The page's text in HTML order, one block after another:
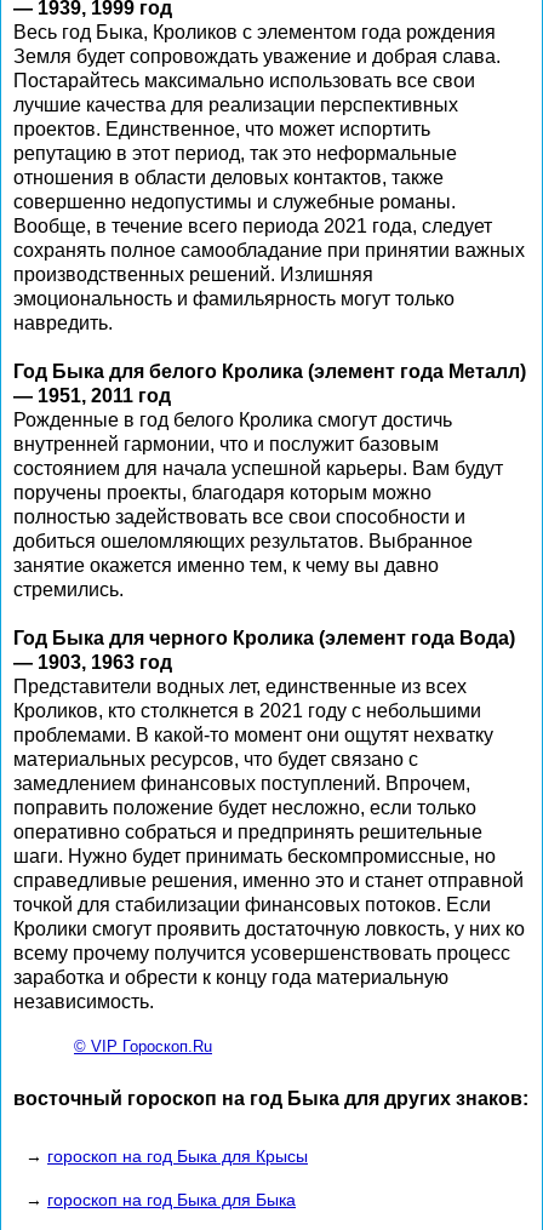
— 1939, 1999 год
Весь год Быка, Кроликов с элементом года рождения
Земля будет сопровождать уважение и добрая слава.
Постарайтесь максимально использовать все свои
лучшие качества для реализации перспективных
проектов. Единственное, что может испортить
репутацию в этот период, так это неформальные
отношения в области деловых контактов, также
совершенно недопустимы и служебные романы.
Вообще, в течение всего периода 2021 года, следует
сохранять полное самообладание при принятии важных
производственных решений. Излишняя
эмоциональность и фамильярность могут только
навредить.
Год Быка для белого Кролика (элемент года Металл)
— 1951, 2011 год
Рожденные в год белого Кролика смогут достичь
внутренней гармонии, что и послужит базовым
состоянием для начала успешной карьеры. Вам будут
поручены проекты, благодаря которым можно
полностью задействовать все свои способности и
добиться ошеломляющих результатов. Выбранное
занятие окажется именно тем, к чему вы давно
стремились.
Год Быка для черного Кролика (элемент года Вода)
— 1903, 1963 год
Представители водных лет, единственные из всех
Кроликов, кто столкнется в 2021 году с небольшими
проблемами. В какой-то момент они ощутят нехватку
материальных ресурсов, что будет связано с
замедлением финансовых поступлений. Впрочем,
поправить положение будет несложно, если только
оперативно собраться и предпринять решительные
шаги. Нужно будет принимать бескомпромиссные, но
справедливые решения, именно это и станет отправной
точкой для стабилизации финансовых потоков. Если
Кролики смогут проявить достаточную ловкость, у них ко
всему прочему получится усовершенствовать процесс
заработка и обрести к концу года материальную
независимость.
© VIP Гороскоп.Ru
восточный гороскоп на год Быка для других знаков:
→ гороскоп на год Быка для Крысы
→ гороскоп на год Быка для Быка